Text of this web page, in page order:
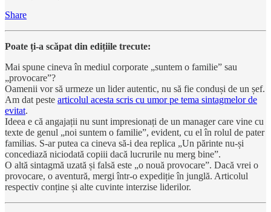
Share
Poate ți-a scăpat din edițiile trecute:
Mai spune cineva în mediul corporate „suntem o familie” sau
„provocare”?
Oamenii vor să urmeze un lider autentic, nu să fie conduși de un șef.
Am dat peste articolul acesta scris cu umor pe tema sintagmelor de
evitat.
Ideea e că angajații nu sunt impresionați de un manager care vine cu
texte de genul „noi suntem o familie”, evident, cu el în rolul de pater
familias. S-ar putea ca cineva să-i dea replica „Un părinte nu-și
concediază niciodată copiii dacă lucrurile nu merg bine”.
O altă sintagmă uzată și falsă este „o nouă provocare”. Dacă vrei o
provocare, o aventură, mergi într-o expediție în junglă. Articolul
respectiv conține și alte cuvinte interzise liderilor.